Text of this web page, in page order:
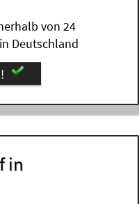
von 24
Deutschland
in